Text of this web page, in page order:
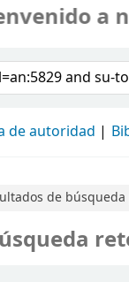
a
en el
de autoridad
de